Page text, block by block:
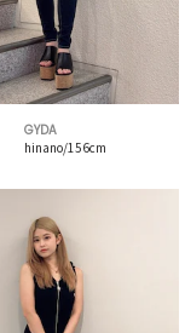
GYDA
hinano/156cm